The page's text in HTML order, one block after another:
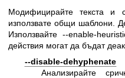
Модифицирайте текста и
използвате общи шаблони.
Използвайте --enable-
действия могат да бъдат
--disable-dehyphenate
Анализирайте